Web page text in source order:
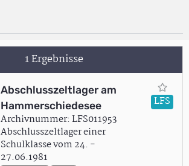
1 Ergebnisse
Abschlusszeltlager am
Hammerschiedesee
Archivnummer: LFS011953
Abschlusszeltlager einer
Schulklasse vom 24. -
27.06.1981
LFS